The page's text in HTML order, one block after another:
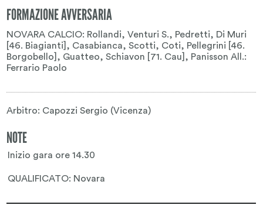
FORMAZIONE AVVERSARIA
NOVARA CALCIO: Rollandi, Venturi S., Pedretti, Di Muri
[46. Biagianti], Casabianca, Scotti, Coti, Pellegrini [46.
Borgobello], Guatteo, Schiavon [71. Cau], Panisson All.:
Ferrario Paolo
Arbitro: Capozzi Sergio (Vicenza)
NOTE